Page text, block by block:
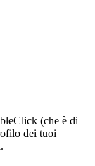
(che è di
dei tuoi